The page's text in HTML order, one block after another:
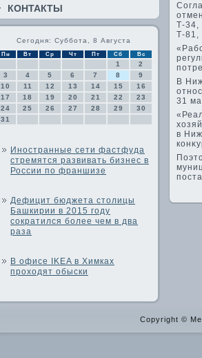
КОНТАКТЫ
Сегодня: Суббота, 8 Августа
Пн Вт Ср Чт Пт Сб Вс
1
2
3
4 5 6 7 8
9
10
11 12 13 14 15
16
17
18 19 20 21 22
23
24
25 26 27 28 29
30
31
Иностранные сети фастфуда
стремятся развивать бизнес в
России по франшизе
Дефицит бюджета столицы
Башкирии в 2015 году
сократился более чем в два
раза
В офисе IKEA в Химках
проходят обыски
Т-34,
Т-81,
В
31
в
Copyright ©